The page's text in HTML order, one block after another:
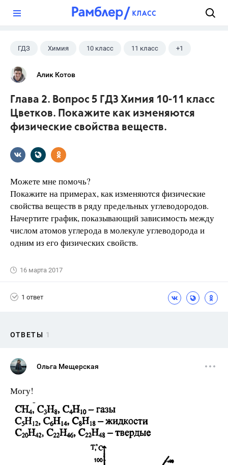
ГДЗ Химия 10 класс 11 класс +1
Цветков Л. А.
Алик Котов
Глава 2. Вопрос 5 ГДЗ Химия 10-11 класс
Цветков. Покажите как изменяются
физические свойства веществ.
Можете мне помочь?
Покажите на примерах, как изменяются физические
свойства веществ в ряду предельных углеводородов.
Начертите график, показы­вающий зависимость между
числом атомов углерода в молекуле углево­дорода и
одним из его физических свойств.
16 марта 2017
1 ответ
ОТВЕТЫ 1
Ольга Мещерская
Могу!